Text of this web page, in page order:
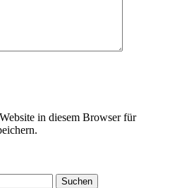
in diesem Browser für